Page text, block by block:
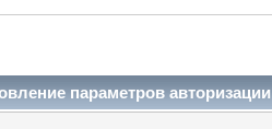
параметров авторизации